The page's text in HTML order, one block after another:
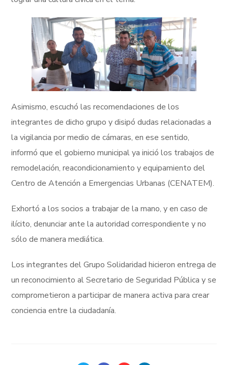
Asimismo, escuchó las recomendaciones de los
integrantes de dicho grupo y disipó dudas relacionadas a
la vigilancia por medio de cámaras, en ese sentido,
informó que el gobierno municipal ya inició los trabajos de
remodelación, reacondicionamiento y equipamiento del
Centro de Atención a Emergencias Urbanas (CENATEM).
Exhortó a los socios a trabajar de la mano, y en caso de
ilícito, denunciar ante la autoridad correspondiente y no
sólo de manera mediática.
Los integrantes del Grupo Solidaridad hicieron entrega de
un reconocimiento al Secretario de Seguridad Pública y se
comprometieron a participar de manera activa para crear
conciencia entre la ciudadanía.